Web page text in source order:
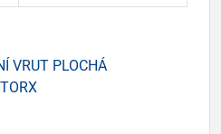
VRUT PLOCHÁ